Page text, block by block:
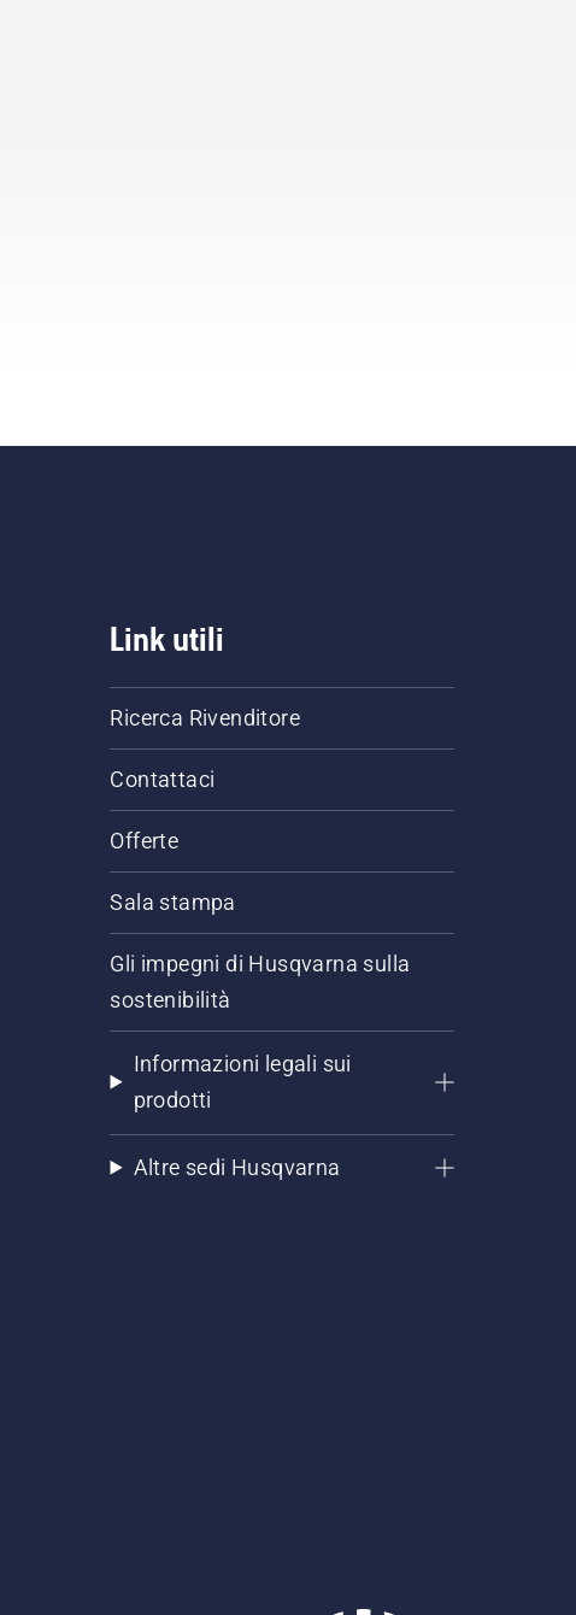
Link utili
Ricerca Rivenditore
Contattaci
Offerte
Sala stampa
Gli impegni di Husqvarna sulla
sostenibilità
Informazioni legali sui
prodotti
Altre sedi Husqvarna